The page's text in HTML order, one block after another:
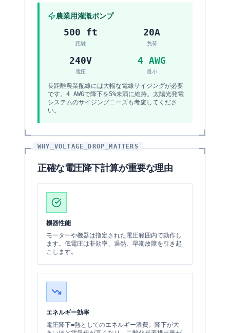
農業用灌漑ポンプ
500 ft
距離
20A
負荷
240V
電圧
4 AWG
最小
長距離農業配線には大幅な電線サイジングが必要
です。4 AWGで降下を5%未満に維持。太陽光発電
システムのサイジングニーズも考慮してくださ
い。
WHY_VOLTAGE_DROP_MATTERS
正確な電圧降下計算が重要な理由
機器性能
モーターや機器は指定された電圧範囲内で動作し
ます。低電圧は非効率、過熱、早期故障を引き起
こします。
エネルギー効率
電圧降下=熱としてのエネルギー浪費。降下が大